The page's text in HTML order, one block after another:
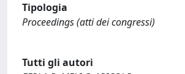
Tipologia
Proceedings (atti dei congressi)
Tutti gli autori